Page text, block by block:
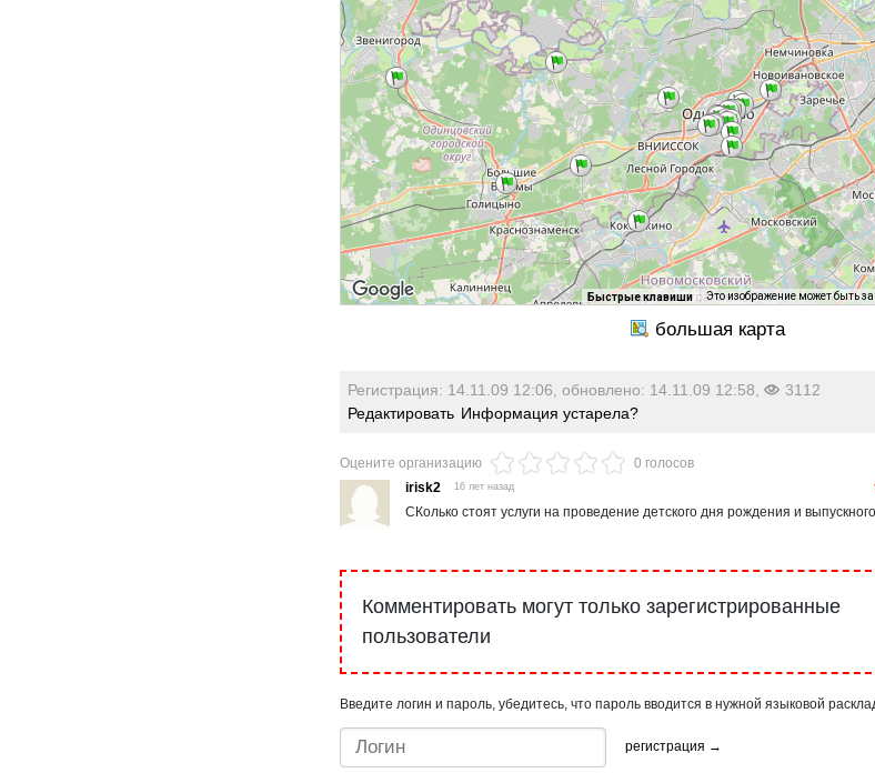
Быстрые клавиши Это изображение может быть
Регистрация: 14.11.09 12:06, обновлено: 14.11.09 12:58,
3112
Редактировать Информация устарела?
Оцените организацию
0 голосов
irisk2
16 лет назад
СКолько стоят услуги на проведение детского дня рождения и
Комментировать могут только зарегистрированные
пользователи
Введите логин и пароль, убедитесь, что пароль вводится в нужной языковой
регистрация →